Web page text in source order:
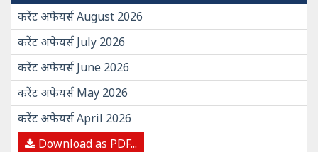
करेंट अफेयर्स August 2026
करेंट अफेयर्स July 2026
करेंट अफेयर्स June 2026
करेंट अफेयर्स May 2026
करेंट अफेयर्स April 2026
Download as PDF...